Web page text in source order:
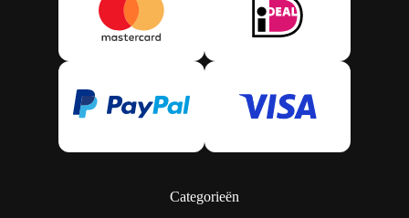
Categorieën